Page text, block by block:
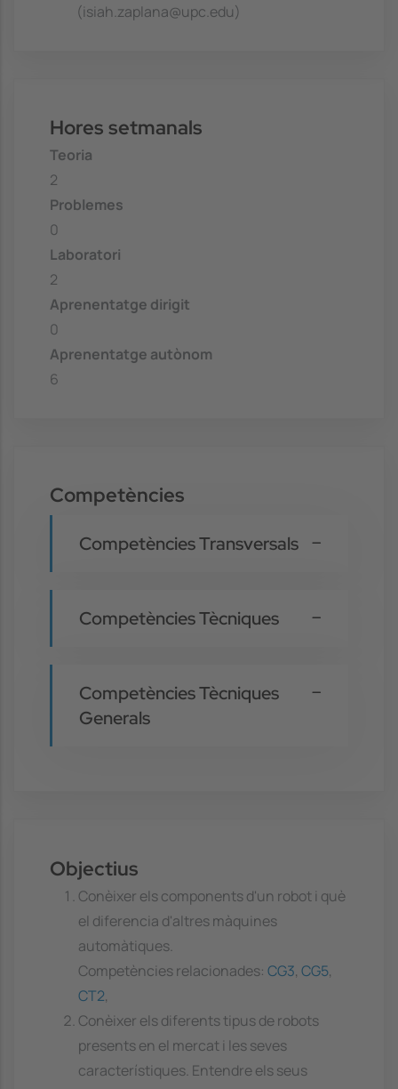
(isiah.zaplana@upc.edu)
Hores setmanals
Teoria
2
Problemes
0
Laboratori
2
Aprenentatge dirigit
0
Aprenentatge autònom
6
Competències
Competències Transversals
Competències Tècniques
Competències Tècniques
Generals
Objectius
Conèixer els components d'un robot i què
el diferencia d'altres màquines
automàtiques.
Competències relacionades: CG3, CG5,
CT2,
Conèixer els diferents tipus de robots
presents en el mercat i les seves
característiques. Entendre els seus